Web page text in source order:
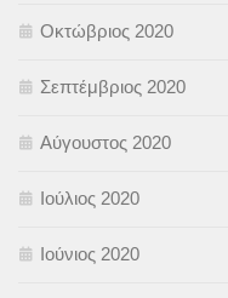
Οκτώβριος 2020
Σεπτέμβριος 2020
Αύγουστος 2020
Ιούλιος 2020
Ιούνιος 2020